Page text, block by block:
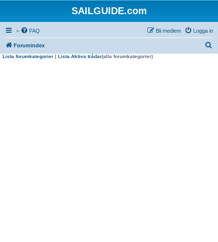
SAILGUIDE.com
> FAQ Logga in
Bli medlem
Forumindex
Lista forumkategorier | Lista Aktiva trådar(alla forumkategorier)